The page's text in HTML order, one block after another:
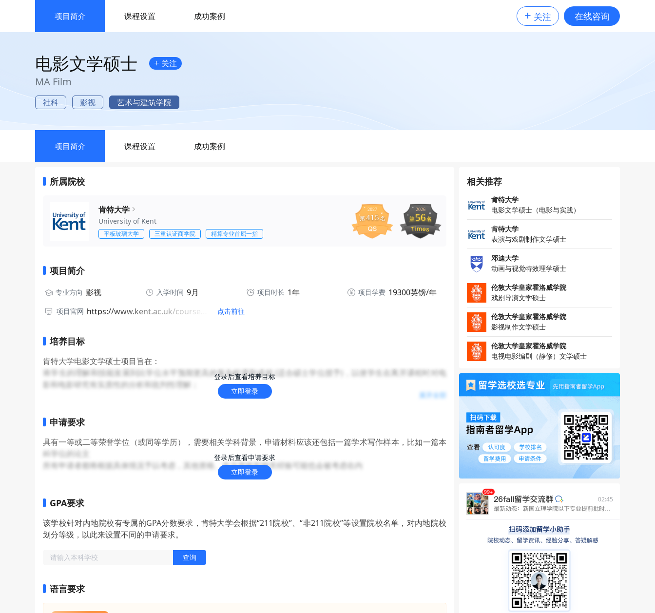
项目简介 课程设置 成功案例 + 关注 在线咨询
电影文学硕士 + 关注
MA Film
社科 影视 艺术与建筑学院
项目简介 课程设置 成功案例
所属院校
肯特大学
University of Kent
平板玻璃大学 三重认证商学院 精算专业首屈一指
2027
第 415 名
2026
第56名
项目简介
专业方向 影视 入学时间 9月 项目时长 1年 项目学费 19300英镑/年
项目官网 点击前往
登录后查看培养目标
立即登录
培养目标
肯特大学电影文学硕士项目旨在：
将学生的理解和技能发展到比学位水平预期更高的复杂程度和成就 (适合硕士学位授予)，以便学生在离开课程时对电
影和电影研究有实质性的分析和批判性理解；
将学生的理解和技能提升到进入电影研究项目所需的水平；
引发对电影及其背景的批评和理论方法领域的反思；
吸引来自英国内外的优秀学生，不分种族、背景、性别和身体残疾；
根据学科内研究和学术的发展，以及电影制作实践的新发展，发展现有和新的教学领域。
展开全部
登录后查看申请要求
立即登录
申请要求
具有一等或二等荣誉学位（或同等学历），需要相关学科背景，申请材料应该还包括一篇学术写作样本，比如一篇本
科学位的论文
所有申请者都将根据具体情况予以考虑，其他资格、专业资格和相关经验可能也会被考虑在内
GPA要求
该学校针对内地院校有专属的GPA分数要求，肯特大学会根据“211院校”、“非211院校”等设置院校名单，对内地院校
划分等级，以此来设置不同的申请要求。
查询
语言要求
相关推荐
肯特大学
电影文学硕士（电影与实践）
肯特大学
表演与戏剧制作文学硕士
邓迪大学
动画与视觉特效理学硕士
伦敦大学皇家霍洛威学院
戏剧导演文学硕士
伦敦大学皇家霍洛威学院
影视制作文学硕士
伦敦大学皇家霍洛威学院
电视电影编剧（静修）文学硕士
02:45